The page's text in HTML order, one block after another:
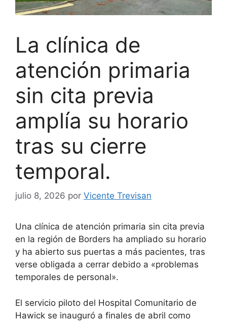
La clínica de
atención primaria
sin cita previa
amplía su horario
tras su cierre
temporal.
julio 8, 2026 por Vicente Trevisan
Una clínica de atención primaria sin cita previa
en la región de Borders ha ampliado su horario
y ha abierto sus puertas a más pacientes, tras
verse obligada a cerrar debido a «problemas
temporales de personal».
El servicio piloto del Hospital Comunitario de
Hawick se inauguró a finales de abril como